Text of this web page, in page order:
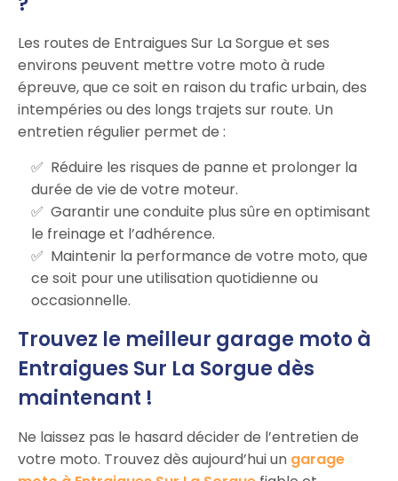
Les routes de Entraigues Sur La Sorgue et ses
environs peuvent mettre votre moto à rude
épreuve, que ce soit en raison du trafic urbain, des
intempéries ou des longs trajets sur route. Un
entretien régulier permet de :
Réduire les risques de panne et prolonger la
durée de vie de votre moteur.
Garantir une conduite plus sûre en optimisant
le freinage et l’adhérence.
Maintenir la performance de votre moto, que
ce soit pour une utilisation quotidienne ou
occasionnelle.
Trouvez le meilleur garage moto à
Entraigues Sur La Sorgue dès
maintenant !
Ne laissez pas le hasard décider de l’entretien de
votre moto. Trouvez dès aujourd’hui un garage